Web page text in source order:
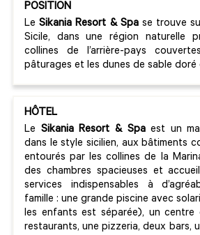
POSITION
LeSikania Resort & Spase trouve
Sicile, dans une région naturelle
collines de l’arrière-pays
pâturages et les dunes de sable doré
HÔTEL
Le Sikania Resort & Spaest un
dans le style sicilien, aux bâtiments
entourés par les collines de la
des chambres spacieuses et
services indispensables à
famille : une grande piscine avec
les enfants est séparée), un centre
restaurants, une pizzeria, deux bars,